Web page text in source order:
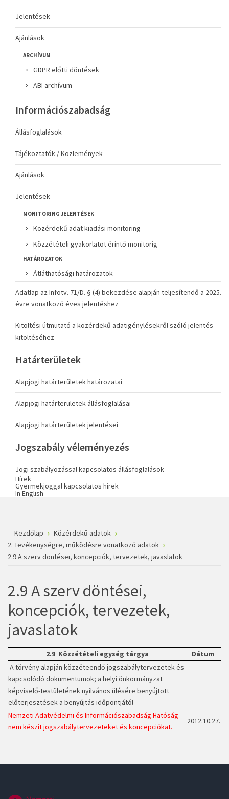
Jelentések
Ajánlások
ARCHÍVUM
GDPR előtti döntések
ABI archívum
Információszabadság
Állásfoglalások
Tájékoztatók / Közlemények
Ajánlások
Jelentések
MONITORING JELENTÉSEK
Közérdekű adat kiadási monitoring
Közzétételi gyakorlatot érintő monitorig
HATÁROZATOK
Átláthatósági határozatok
Adatlap az Infotv. 71/D. § (4) bekezdése alapján teljesítendő a 2025.
évre vonatkozó éves jelentéshez
Kitöltési útmutató a közérdekű adatigénylésekről szóló jelentés
kitöltéséhez
Határterületek
Alapjogi határterületek határozatai
Alapjogi határterületek állásfoglalásai
Alapjogi határterületek jelentései
Jogszabály véleményezés
Jogi szabályozással kapcsolatos állásfoglalások
Hírek
Gyermekjoggal kapcsolatos hírek
In English
Kezdőlap
Közérdekű adatok
2. Tevékenységre, működésre vonatkozó adatok
2.9 A szerv döntései, koncepciók, tervezetek, javaslatok
2.9 A szerv döntései,
koncepciók, tervezetek,
javaslatok
2.9 Közzétételi egység tárgya
Dátum
A törvény alapján közzéteendő jogszabálytervezetek és
kapcsolódó dokumentumok; a helyi önkormányzat
képviselő-testületének nyilvános ülésére benyújtott
előterjesztések a benyújtás időpontjától
Nemzeti Adatvédelmi és Információszabadság Hatóság
nem készít jogszabálytervezeteket és koncepciókat.
2012.10.27.